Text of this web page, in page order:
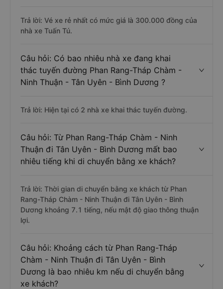
Trả lời: Vé xe rẻ nhất có mức giá là 300.000 đồng của
nhà xe Tuấn Tú.
Câu hỏi: Có bao nhiêu nhà xe đang khai
thác tuyến đường Phan Rang-Tháp Chàm -
Ninh Thuận - Tân Uyên - Bình Dương ?
Trả lời: Hiện tại có 2 nhà xe khai thác tuyến đường.
Câu hỏi: Từ Phan Rang-Tháp Chàm - Ninh
Thuận đi Tân Uyên - Bình Dương mất bao
nhiêu tiếng khi di chuyển bằng xe khách?
Trả lời: Thời gian di chuyển bằng xe khách từ Phan
Rang-Tháp Chàm - Ninh Thuận đi Tân Uyên - Bình
Dương khoảng 7.1 tiếng, nếu mật độ giao thông thuận
lợi.
Câu hỏi: Khoảng cách từ Phan Rang-Tháp
Chàm - Ninh Thuận đi Tân Uyên - Bình
Dương là bao nhiêu km nếu di chuyển bằng
xe khách?